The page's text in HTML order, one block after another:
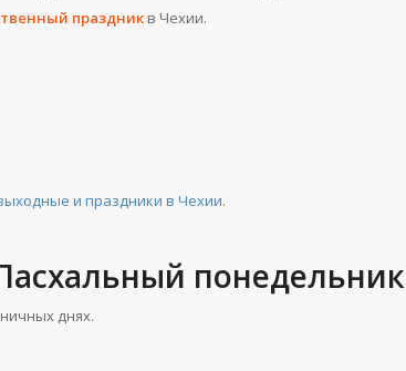
праздник в Чехии.
и праздники в Чехии.
понедельник
днях.